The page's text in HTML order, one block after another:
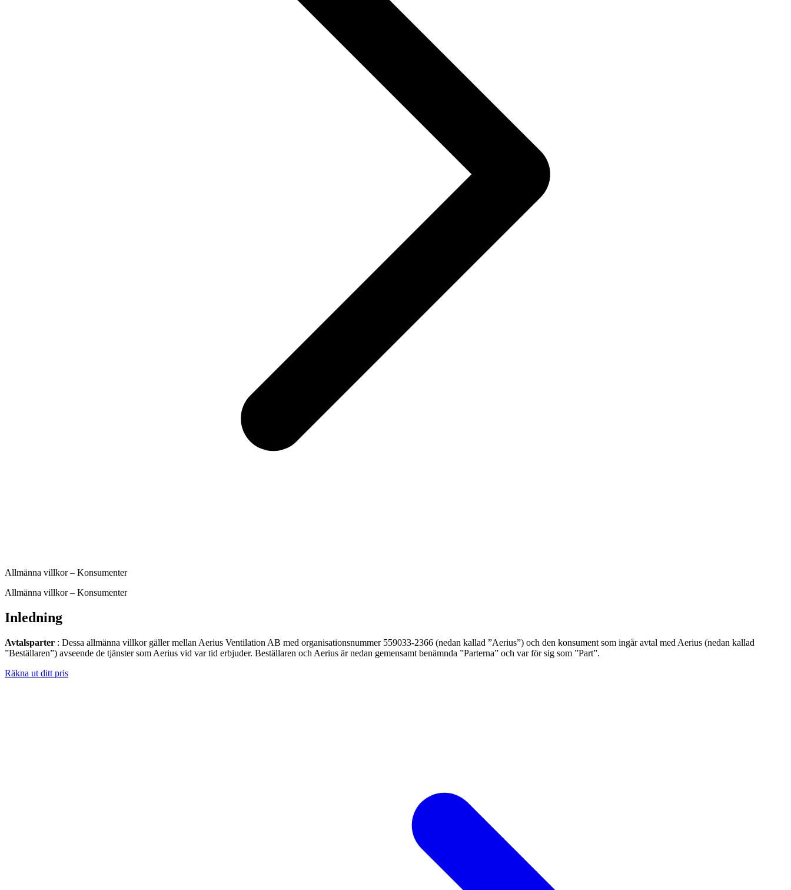
Allmänna villkor – Konsumenter
Allmänna villkor – Konsumenter
Inledning
Avtalsparter : Dessa allmänna villkor gäller mellan Aerius Ventilation AB med organisationsnummer 559033-2366 (nedan kallad ”Aerius”) och den konsument som ingår avtal med Aerius (nedan kallad
”Beställaren”) avseende de tjänster som Aerius vid var tid erbjuder. Beställaren och Aerius är nedan gemensamt benämnda ”Parterna” och var för sig som ”Part”.
Räkna ut ditt pris